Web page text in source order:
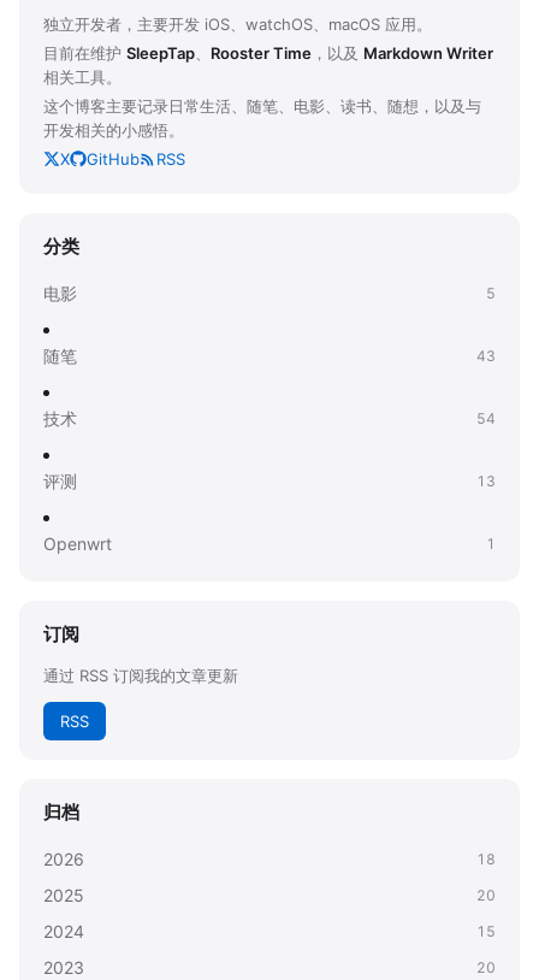
独立开发者，主要开发 iOS、watchOS、macOS 应用。
目前在维护 SleepTap Rooster Time ，以及 Markdown Writer
相关工具。
这个博客主要记录日常生活、随笔、电影、读书、随想，以及与
开发相关的小感悟。
X
GitHub RSS
分类
电影 5
随笔 43
技术 54
评测 13
Openwrt 1
订阅
通过 RSS 订阅我的文章更新
RSS
归档
2026 18
2025 20
2024 15
2023 20